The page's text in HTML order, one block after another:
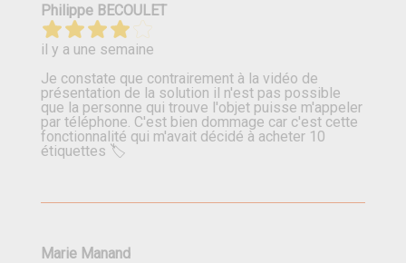
Philippe BECOULET
il y a une semaine
Je constate que contrairement à la vidéo de
présentation de la solution il n'est pas possible
que la personne qui trouve l'objet puisse m'appeler
par téléphone. C'est bien dommage car c'est cette
fonctionnalité qui m'avait décidé à acheter 10
étiquettes 🏷
Marie Manand